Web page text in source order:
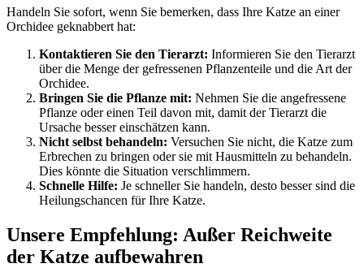
Handeln Sie sofort, wenn Sie bemerken, dass Ihre Katze an einer
Orchidee geknabbert hat:
Kontaktieren Sie den Tierarzt: Informieren Sie den Tierarzt
über die Menge der gefressenen Pflanzenteile und die Art der
Orchidee.
Bringen Sie die Pflanze mit: Nehmen Sie die angefressene
Pflanze oder einen Teil davon mit, damit der Tierarzt die
Ursache besser einschätzen kann.
Nicht selbst behandeln: Versuchen Sie nicht, die Katze zum
Erbrechen zu bringen oder sie mit Hausmitteln zu behandeln.
Dies könnte die Situation verschlimmern.
Schnelle Hilfe: Je schneller Sie handeln, desto besser sind die
Heilungschancen für Ihre Katze.
Unsere Empfehlung: Außer Reichweite
der Katze aufbewahren